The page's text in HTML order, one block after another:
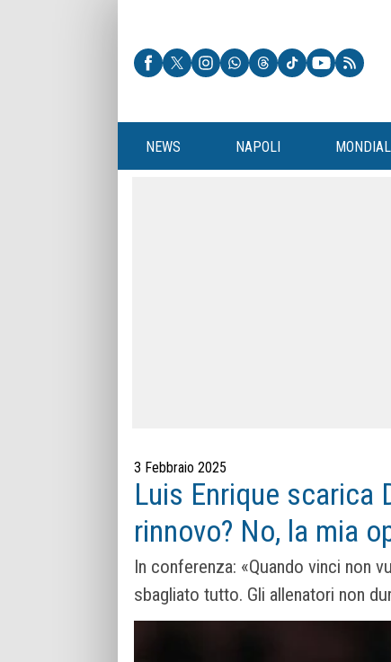
NEWS NAPOLI
3 Febbraio 2025
Luis Enrique scarica
rinnovo? No, la mia
In conferenza: «Quando vinci non
sbagliato tutto. Gli allenatori non